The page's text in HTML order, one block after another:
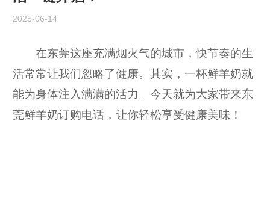
2025-06-14
在东莞这座充满烟火气的城市，快节奏的生
活常常让我们忽略了健康。其实，一杯鲜羊奶就
能为身体注入满满的活力。今天就为大家带来东
莞鲜羊奶订购电话，让你轻松享受健康美味！